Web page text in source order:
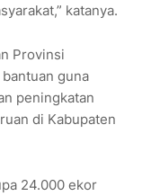
katanya.
Provinsi
guna
peningkatan
di Kabupaten
24.000 ekor